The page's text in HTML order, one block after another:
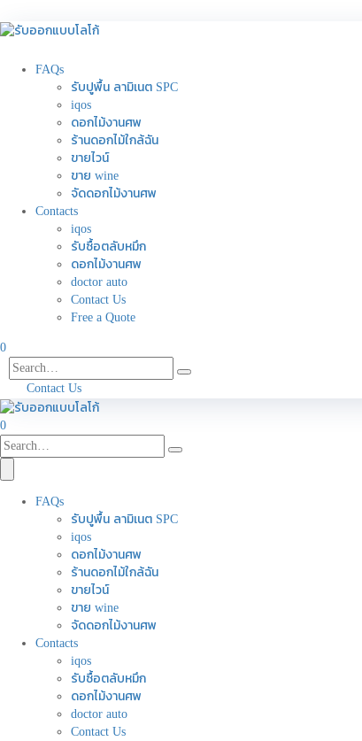
FAQs
รับปูพื้น ลามิเนต SPC
iqos
ดอกไม้งานศพ
ร้านดอกไม้ใกล้ฉัน
ขายไวน์
ขาย wine
จัดดอกไม้งานศพ
Contacts
iqos
รับซื้อตลับหมึก
ดอกไม้งานศพ
doctor auto
Contact Us
Free a Quote
0
Contact Us
0
FAQs
รับปูพื้น ลามิเนต SPC
iqos
ดอกไม้งานศพ
ร้านดอกไม้ใกล้ฉัน
ขายไวน์
ขาย wine
จัดดอกไม้งานศพ
Contacts
iqos
รับซื้อตลับหมึก
ดอกไม้งานศพ
doctor auto
Contact Us